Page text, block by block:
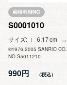
S0001010
サイズ 6.17
©1976,2005 SANRIO
NO.S5011210
990円